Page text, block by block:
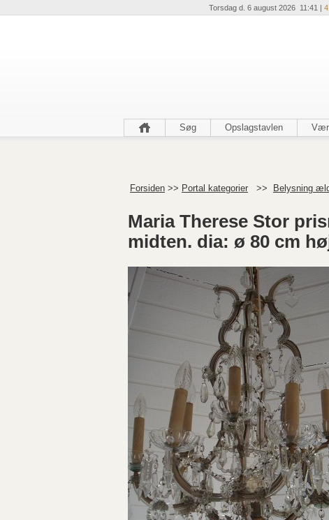
Torsdag d. 6 august 2026 11:41 |
Søg Opslagstavlen
Forsiden >> Portal kategorier >> Belysning
Maria Therese Stor
midten. dia: ø 80 cm